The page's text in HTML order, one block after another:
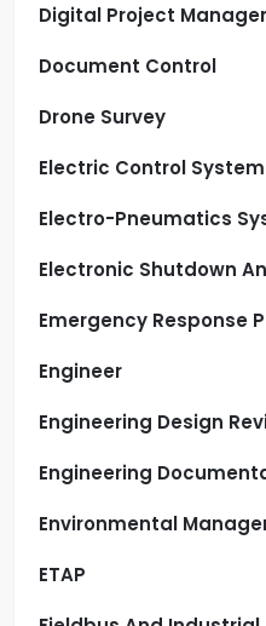
Digital Project
Document Control
Drone Survey
Electric Control System
Electro-Pneumatics
Electronic Shutdown
Emergency Response
Engineer
Engineering Design
Engineering
Environmental
ETAP